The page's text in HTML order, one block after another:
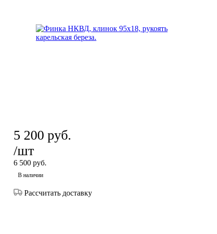
5 200 руб.
/шт
6 500 руб.
В наличии
Рассчитать доставку